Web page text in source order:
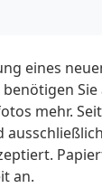
eines
benötigen
mehr.
an.